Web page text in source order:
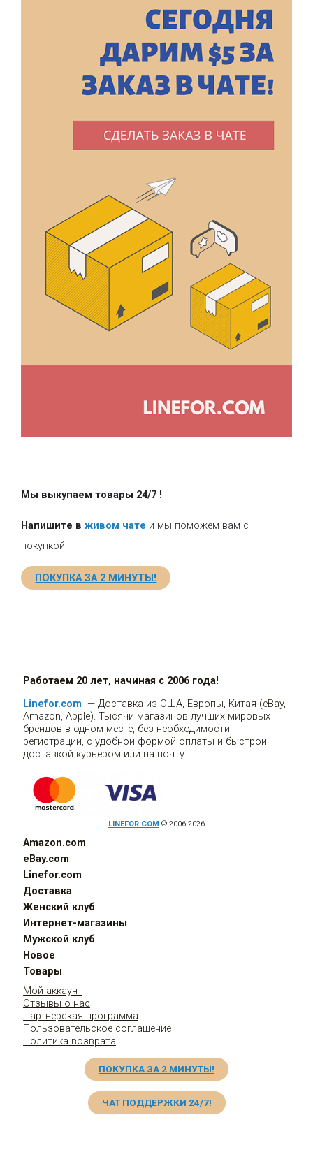
Мы выкупаем товары 24/7 !
Напишите вживом чате и мы поможем вам с
покупкой
ПОКУПКА ЗА 2 МИНУТЫ!
Работаем 20 лет, начиная с 2006 года!
Linefor.com — Доставка из США, Европы, Китая (eBay,
Amazon, Apple). Тысячи магазинов лучших мировых
брендов в одном месте, без необходимости
регистраций, с удобной формой оплаты и быстрой
доставкой курьером или на почту.
LINEFOR.COM © 2006-2026
Amazon.com
eBay.com
Linefor.com
Доставка
Женский клуб
Интернет-магазины
Мужской клуб
Новое
Товары
Мой аккаунт
Отзывы о нас
Партнерская программа
Пользовательское соглашение
Политика возврата
ПОКУПКА ЗА 2 МИНУТЫ!
ЧАТ ПОДДЕРЖКИ 24/7!